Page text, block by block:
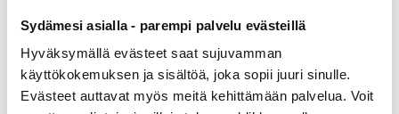
Sydämesi asialla - parempi palvelu evästeillä
Hyväksymällä evästeet saat sujuvamman
käyttökokemuksen ja sisältöä, joka sopii juuri sinulle.
Evästeet auttavat myös meitä kehittämään palvelua. Voit
ennaltaehkäisyssä, oireiden varhaisessa
tunnistamisessa sekä omahoidosta.
Kirkkonummen Prisman pääoven vieressä teltassa